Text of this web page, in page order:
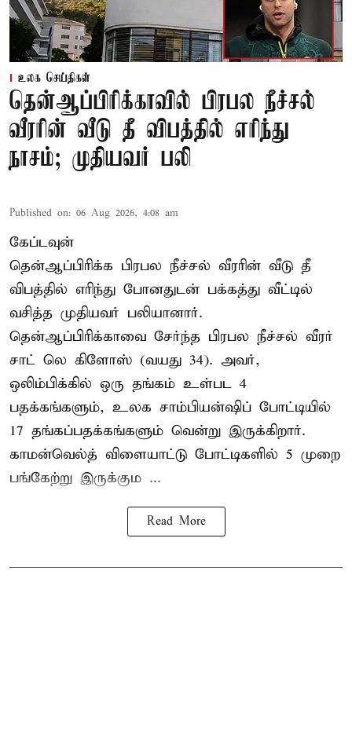
உலக செய்திகள்
தென்ஆப்பிரிக்காவில் பிரபல நீச்சல்
வீரரின் வீடு தீ விபத்தில் எரிந்து
நாசம்; முதியவர் பலி
Published on: 06 Aug 2026, 4:08 am
கேப்டவுன்
தென்ஆப்பிரிக்க பிரபல நீச்சல் வீரரின் வீடு தீ
விபத்தில் எரிந்து போனதுடன் பக்கத்து வீட்டில்
வசித்த முதியவர் பலியானார்.
தென்ஆப்பிரிக்காவை சேர்ந்த பிரபல நீச்சல் வீரர்
சாட் லெ கிளோஸ் (வயது 34). அவர்,
ஒலிம்பிக்கில் ஒரு தங்கம் உள்பட 4
பதக்கங்களும், உலக சாம்பியன்ஷிப் போட்டியில்
17 தங்கப்பதக்கங்களும் வென்று இருக்கிறார்.
காமன்வெல்த் விளையாட்டு போட்டிகளில் 5 முறை
பங்கேற்று இருக்கும ...
Read More